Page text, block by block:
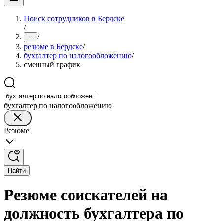
Поиск сотрудников в Бердске
/
... /
резюме в Бердске/
бухгалтер по налогообложению/
сменный график
бухгалтер по налогообложению
Резюме
Найти
Резюме соискателей на
должность бухгалтера по